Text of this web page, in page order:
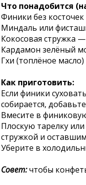
Что понадобится
Финики без
Миндаль или
Кокосовая стружка —
Кардамон зелёный
Гхи (топлёное
Как приготовить:
Если финики
собирается,
Вмесите в
Плоскую тарелку
стружкой и
Уберите в
Совет:чтобы